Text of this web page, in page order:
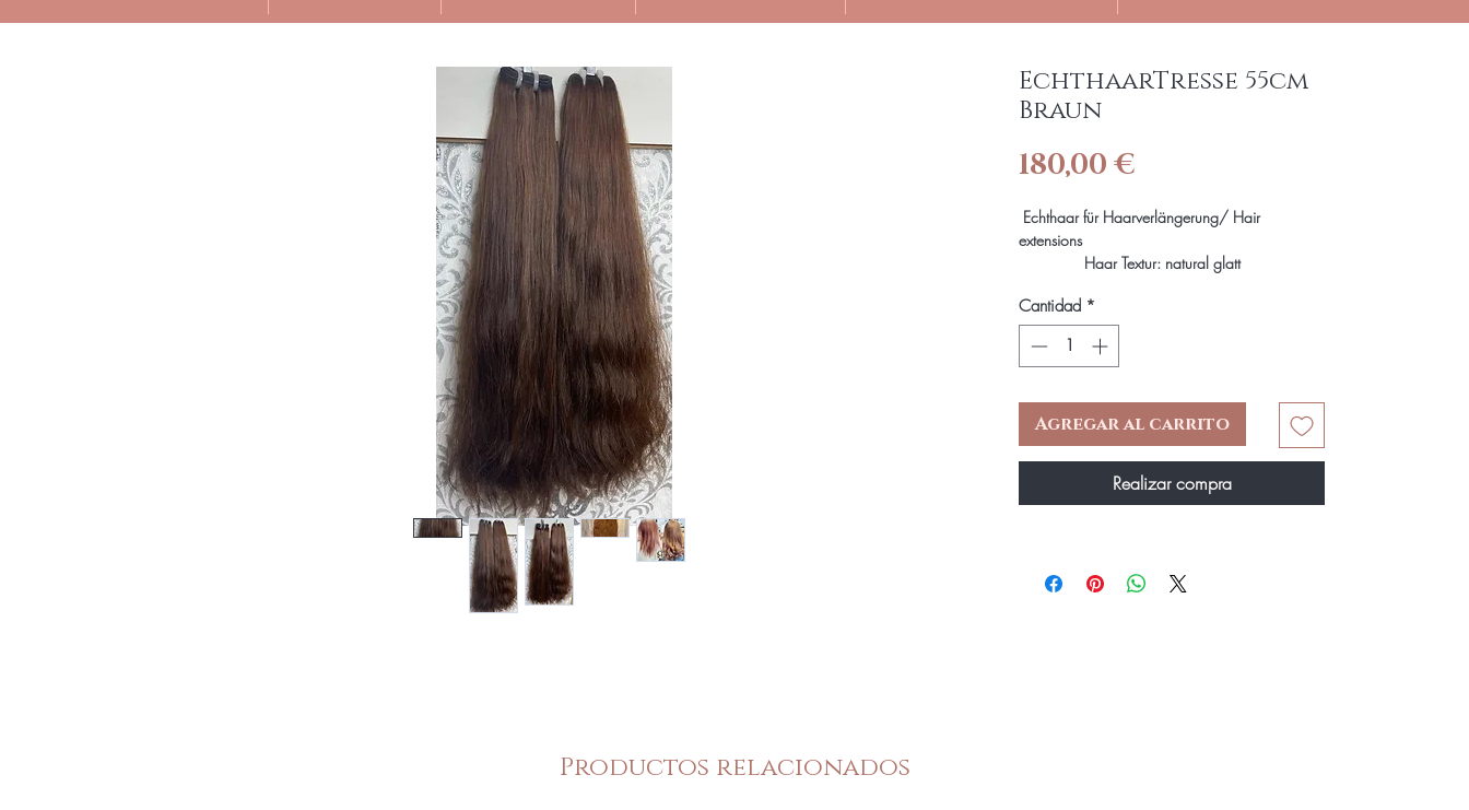
EchthaarTresse 55cm
Braun
180,00 €Precio
Echthaar für Haarverlängerung/ Hair
extensions
Haar Textur: natural glatt
Haarfarbe: Schockobraun
Gewicht: c.a 100gr
Echthaar mehrmals verwendbar
Cantidad *
Agregar al carrito
Realizar compra
Productos relacionados